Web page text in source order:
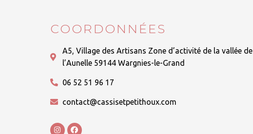
COORDONNÉES
A5, Village des Artisans Zone d’activité de la vallée de
l’Aunelle 59144 Wargnies-le-Grand
06 52 51 96 17
contact@cassisetpetithoux.com